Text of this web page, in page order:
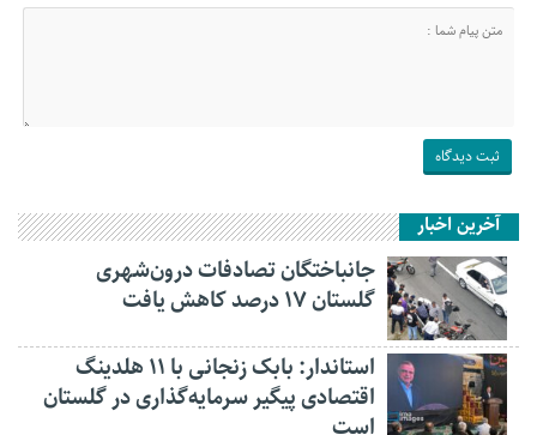
آخرین اخبار
جانباختگان تصادفات درون‌شهری
گلستان ۱۷ درصد کاهش یافت
استاندار: بابک زنجانی با ۱۱ هلدینگ
اقتصادی پیگیر سرمایه‌گذاری در گلستان